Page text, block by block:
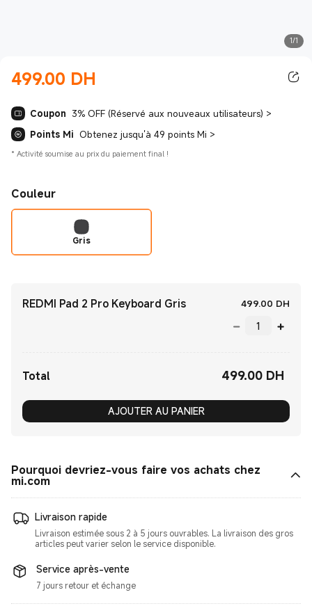
1/1
499.00 ‎ DH‎
Current Price ‎ DH‎499.00
Coupon 3% OFF (Réservé aux nouveaux utilisateurs) >
Points Mi Obtenez jusqu'à 49 points Mi >
* Activité soumise au prix du paiement final !
Couleur
Gris
REDMI Pad 2 Pro Keyboard Gris 499.00 ‎ DH‎
Total 499.00 ‎ DH‎
AJOUTER AU PANIER
Pourquoi devriez-vous faire vos achats chez
mi.com
Livraison rapide
Livraison estimée sous 2 à 5 jours ouvrables. La livraison des gros
articles peut varier selon le service disponible.
Service après-vente
7 jours retour et échange